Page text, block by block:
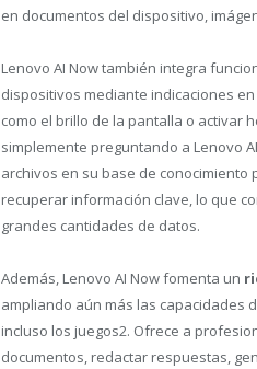
en documentos del dispositivo,
Lenovo AI Now también integra
dispositivos mediante indicaciones
como el brillo de la pantalla o activar
simplemente preguntando a Lenovo
archivos en su base de
recuperar información clave, lo que
grandes cantidades de datos.
Además, Lenovo AI Now fomenta un
ampliando aún más las capacidades
incluso los juegos2. Ofrece a
documentos, redactar respuestas,